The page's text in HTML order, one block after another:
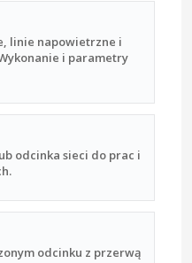
linie napowietrzne i
i parametry
odcinka sieci do prac i
odcinku z przerwą